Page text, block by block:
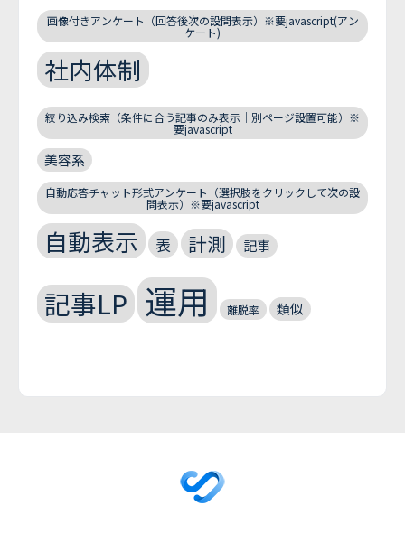
画像付きアンケート（回答後次の設問表示）※要javascript(アン
ケート)
社内体制
絞り込み検索（条件に合う記事のみ表示｜別ページ設置可能）※
要javascript
美容系
自動応答チャット形式アンケート（選択肢をクリックして次の設
問表示）※要javascript
自動表示 表 計測 記事
記事LP 運用 離脱率 類似